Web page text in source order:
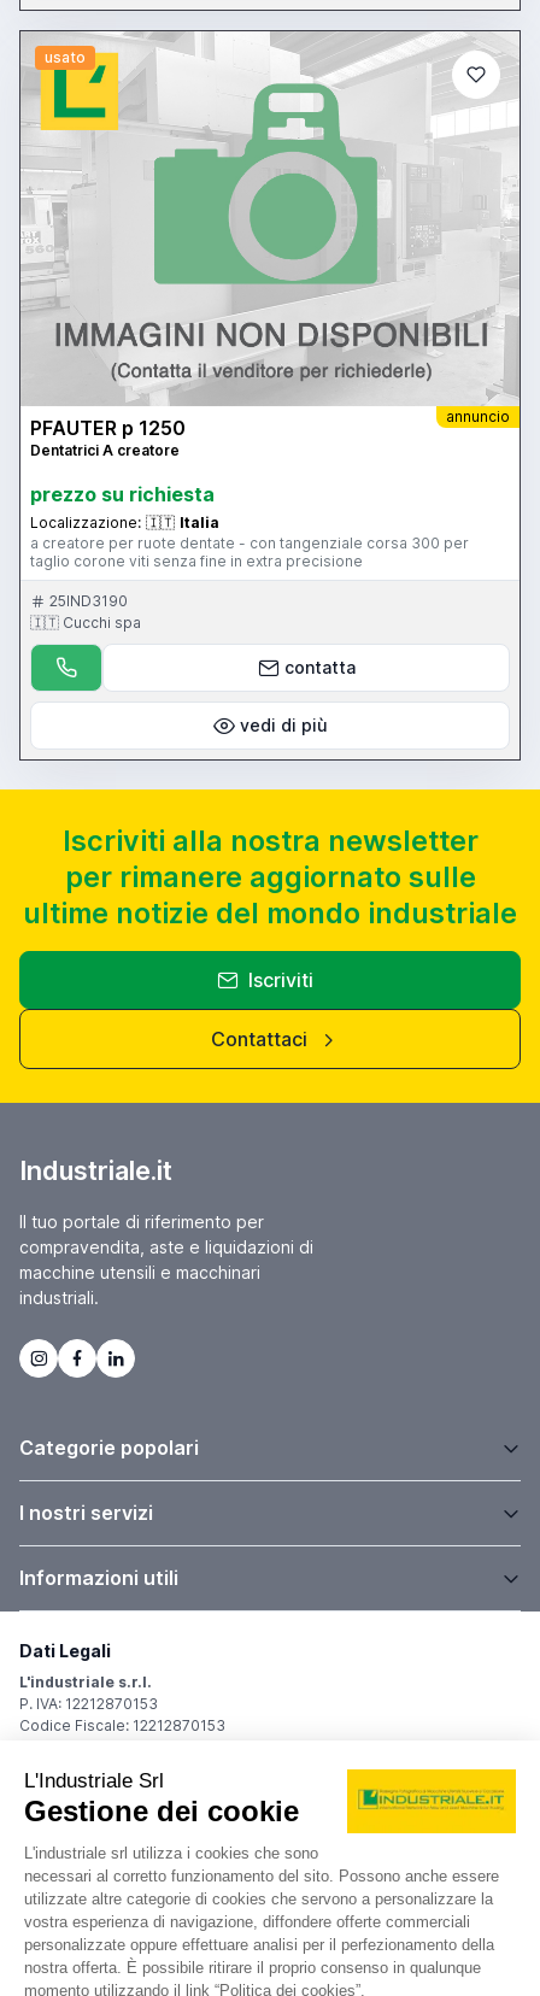
usato
annuncio
PFAUTER p 1250
Dentatrici A creatore
prezzo su richiesta
Localizzazione: 🇮🇹 Italia
a creatore per ruote dentate - con tangenziale corsa 300 per
taglio corone viti senza fine in extra precisione
25IND3190
🇮🇹 Cucchi spa
contatta
vedi di più
Iscriviti alla nostra newsletter
per rimanere aggiornato sulle
ultime notizie del mondo industriale
Iscriviti
Contattaci
Industriale.it
Il tuo portale di riferimento per
compravendita, aste e liquidazioni di
macchine utensili e macchinari
industriali.
Categorie popolari
I nostri servizi
Informazioni utili
Dati Legali
L'industriale s.r.l.
P. IVA: 12212870153
Codice Fiscale: 12212870153
Sede Legale
Via Carlo Dolci, 32
20148 Milano (MI)
Italy
Registro Imprese
Iscrizione R.I.: 12212870153
REA: MI-1539011
Capitale sociale: Euro 10.400,00 i.v.